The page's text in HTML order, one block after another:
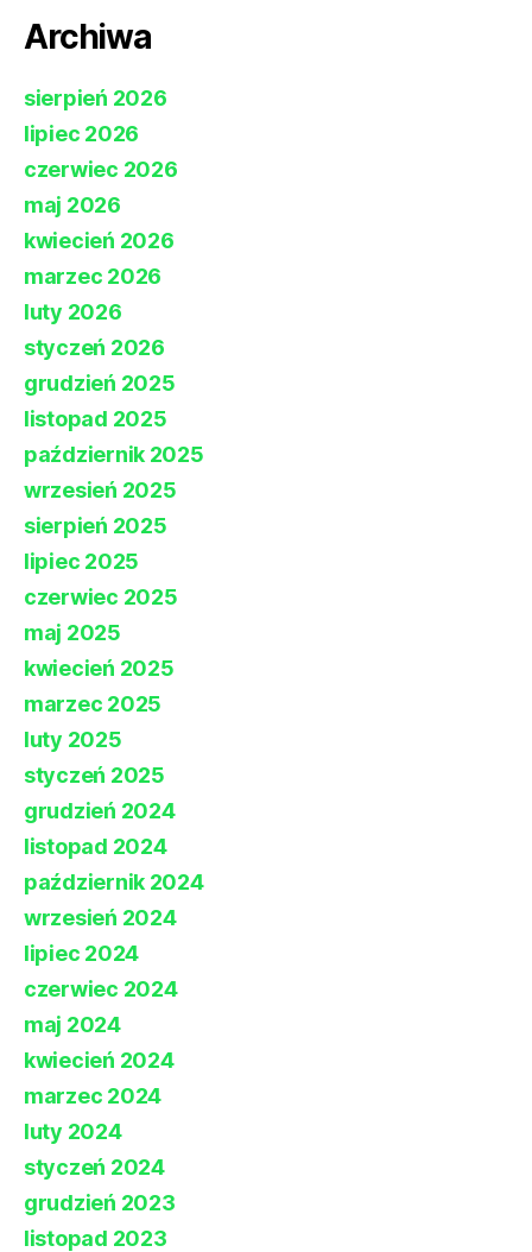
Archiwa
sierpień 2026
lipiec 2026
czerwiec 2026
maj 2026
kwiecień 2026
marzec 2026
luty 2026
styczeń 2026
grudzień 2025
listopad 2025
październik 2025
wrzesień 2025
sierpień 2025
lipiec 2025
czerwiec 2025
maj 2025
kwiecień 2025
marzec 2025
luty 2025
styczeń 2025
grudzień 2024
listopad 2024
październik 2024
wrzesień 2024
lipiec 2024
czerwiec 2024
maj 2024
kwiecień 2024
marzec 2024
luty 2024
styczeń 2024
grudzień 2023
listopad 2023